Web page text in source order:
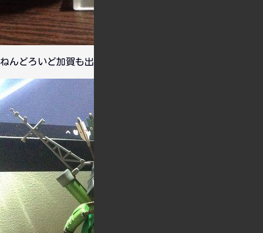
ねんどろいど加賀も出しましたよ。